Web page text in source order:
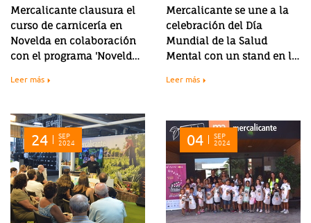
Mercalicante clausura el
curso de carnicería en
Novelda en colaboración
con el programa 'Novelda
Leer más
Mercalicante se une a la
celebración del Día
Mundial de la Salud
Mental con un stand en la
Leer más
24 SEP
2024 04 SEP
2024